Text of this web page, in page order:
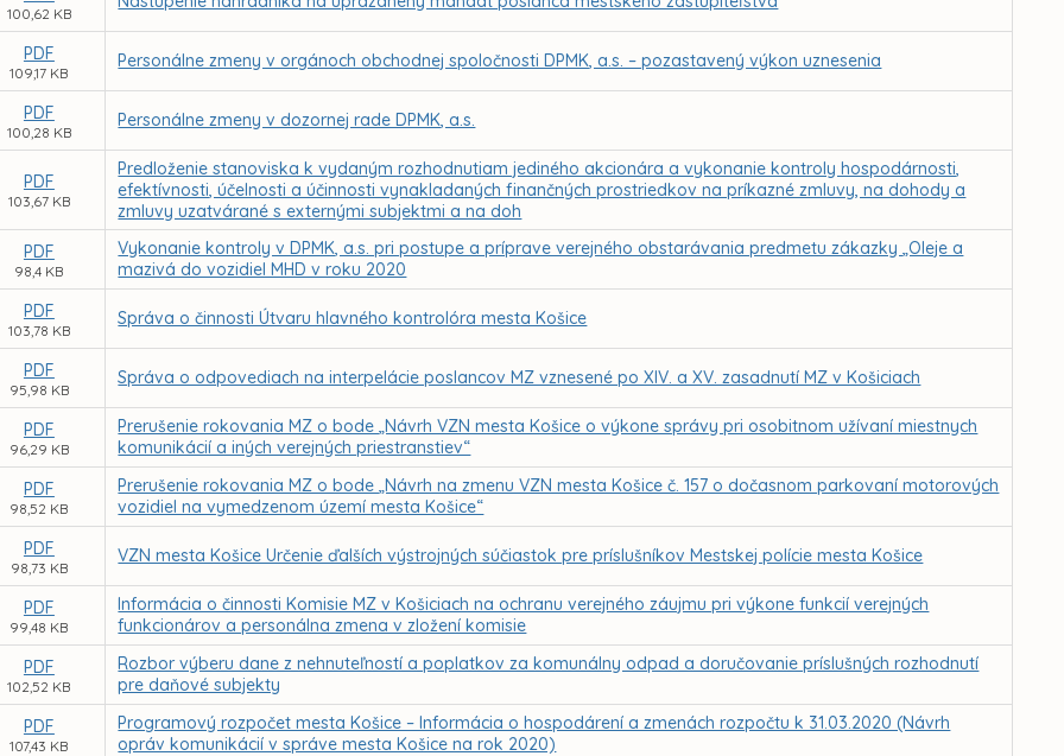
100,62 KB
PDF
109,17 KB
Personálne zmeny v orgánoch obchodnej spoločnosti DPMK, a.s. – pozastavený výkon uznesenia
PDF
100,28 KB
Personálne zmeny v dozornej rade DPMK, a.s.
PDF
103,67 KB
Predloženie stanoviska k vydaným rozhodnutiam jediného akcionára a vykonanie kontroly hospodárnosti,
efektívnosti, účelnosti a účinnosti vynakladaných finančných prostriedkov na príkazné zmluvy, na dohody a
zmluvy uzatvárané s externými subjektmi a na doh
PDF
98,4 KB
Vykonanie kontroly v DPMK, a.s. pri postupe a príprave verejného obstarávania predmetu zákazky „Oleje a
mazivá do vozidiel MHD v roku 2020
PDF
103,78 KB
Správa o činnosti Útvaru hlavného kontrolóra mesta Košice
PDF
95,98 KB
Správa o odpovediach na interpelácie poslancov MZ vznesené po XIV. a XV. zasadnutí MZ v Košiciach
PDF
96,29 KB
Prerušenie rokovania MZ o bode „Návrh VZN mesta Košice o výkone správy pri osobitnom užívaní miestnych
komunikácií a iných verejných priestranstiev“
PDF
98,52 KB
Prerušenie rokovania MZ o bode „Návrh na zmenu VZN mesta Košice č. 157 o dočasnom parkovaní motorových
vozidiel na vymedzenom území mesta Košice“
PDF
98,73 KB
VZN mesta Košice Určenie ďalších výstrojných súčiastok pre príslušníkov Mestskej polície mesta Košice
PDF
99,48 KB
Informácia o činnosti Komisie MZ v Košiciach na ochranu verejného záujmu pri výkone funkcií verejných
funkcionárov a personálna zmena v zložení komisie
PDF
102,52 KB
Rozbor výberu dane z nehnuteľností a poplatkov za komunálny odpad a doručovanie príslušných rozhodnutí
pre daňové subjekty
PDF
107,43 KB
Programový rozpočet mesta Košice – Informácia o hospodárení a zmenách rozpočtu k 31.03.2020 (Návrh
opráv komunikácií v správe mesta Košice na rok 2020)